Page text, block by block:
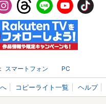
スマートフォン PC
コピーライト一覧 ヘルプ